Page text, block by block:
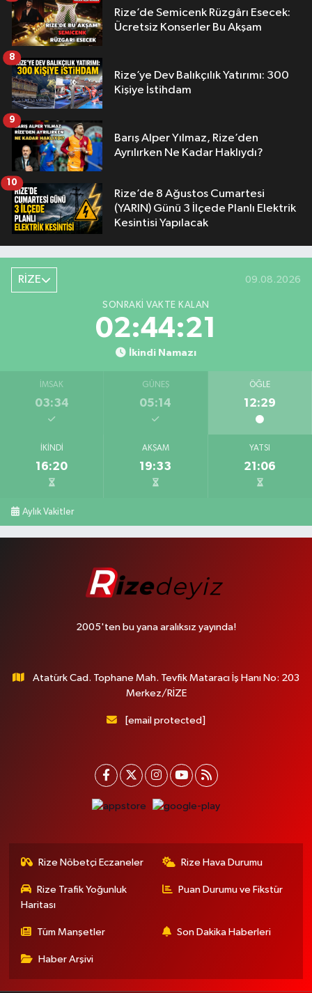
Rize’de Semicenk Rüzgârı Esecek:
Ücretsiz Konserler Bu Akşam
Rize’ye Dev Balıkçılık Yatırımı: 300
Kişiye İstihdam
8
Barış Alper Yılmaz, Rize’den
Ayrılırken Ne Kadar Haklıydı?
9
Rize’de 8 Ağustos Cumartesi
(YARIN) Günü 3 İlçede Planlı Elektrik
Kesintisi Yapılacak
10
RİZE 09.08.2026
SONRAKI VAKTE KALAN
02:44:20
İkindi Namazı
İMSAK
03:34
GÜNEŞ
05:14
ÖĞLE
12:29
İKINDI
16:20
AKŞAM
19:33
YATSI
21:06
Aylık Vakitler
2005'ten bu yana aralıksız yayında!
Atatürk Cad. Tophane Mah. Tevfik Mataracı İş Hanı No: 203
Merkez/RİZE
[email protected]
Rize Nöbetçi Eczaneler Rize Hava Durumu
Rize Trafik Yoğunluk
Haritası
Puan Durumu ve Fikstür
Tüm Manşetler Son Dakika Haberleri
Haber Arşivi